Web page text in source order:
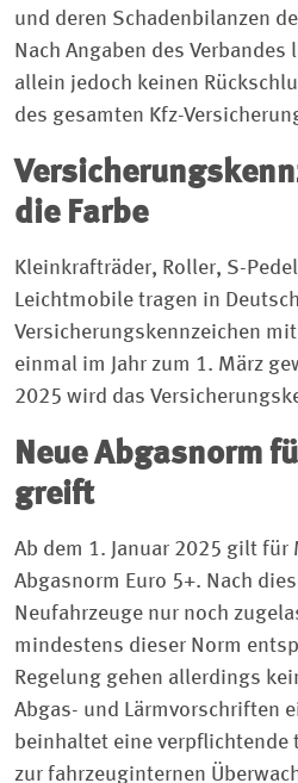
und deren Schadenbilanzen
Nach Angaben des
allein jedoch keinen
des gesamten Kfz-
die Farbe
Kleinkrafträder, Roller, S-
Leichtmobile tragen in
Versicherungskennzeichen
einmal im Jahr zum 1. März
2025 wird das
Neue Abgasnorm
greift
Ab dem 1. Januar 2025 gilt für
Abgasnorm Euro 5+. Nach
Neufahrzeuge nur noch
mindestens dieser Norm
Regelung gehen allerdings
Abgas- und Lärmvorschriften
beinhaltet eine verpflichtende
zur fahrzeuginternen